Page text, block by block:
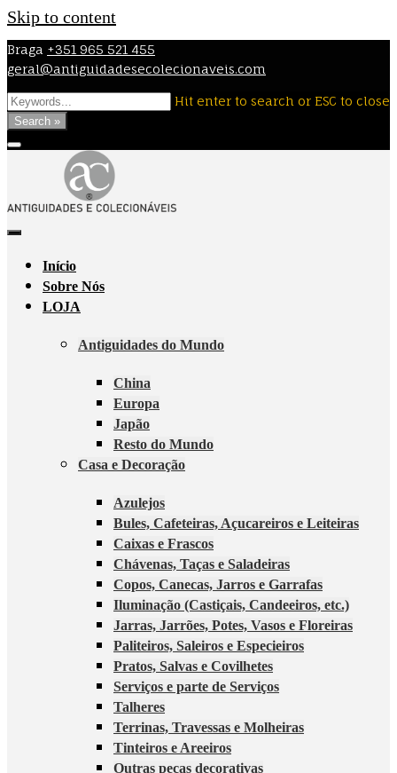
Skip to content
Braga +351 965 521 455
geral@antiguidadesecolecionaveis.com
Hit enter to search or ESC to close
Search »
Início
Sobre Nós
LOJA
Antiguidades do Mundo
China
Europa
Japão
Resto do Mundo
Casa e Decoração
Azulejos
Bules, Cafeteiras, Açucareiros e Leiteiras
Caixas e Frascos
Chávenas, Taças e Saladeiras
Copos, Canecas, Jarros e Garrafas
Iluminação (Castiçais, Candeeiros, etc.)
Jarras, Jarrões, Potes, Vasos e Floreiras
Paliteiros, Saleiros e Especieiros
Pratos, Salvas e Covilhetes
Serviços e parte de Serviços
Talheres
Terrinas, Travessas e Molheiras
Tinteiros e Areeiros
Outras peças decorativas